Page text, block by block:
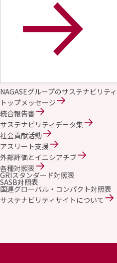
NAGASEグループのサステナビリティ
トップメッセージ
統合報告書
サステナビリティデータ集
社会貢献活動
アスリート支援
外部評価とイニシアチブ
各種対照表
GRIスタンダード対照表
SASB対照表
国連グローバル・コンパクト対照表
サステナビリティサイトについて